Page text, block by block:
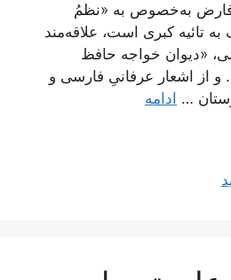
به‌خصوص به «نظمُ
تائیه کبرى‌ است، علاقه‌مند
«دیوان خواجه حافظ
و از اشعار عرفانىِ فارسى و
…
ادامه